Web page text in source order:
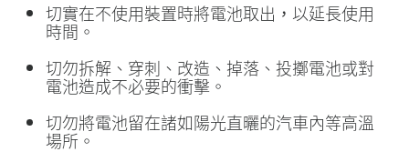
切實在不使用裝置時將電池取出，以延長使用
時間。
切勿拆解、穿刺、改造、掉落、投擲電池或對
電池造成不必要的衝擊。
切勿將電池留在諸如陽光直曬的汽車內等高溫
場所。